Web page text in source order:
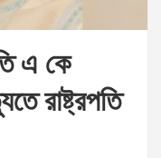
এ কে
রাষ্ট্রপতি